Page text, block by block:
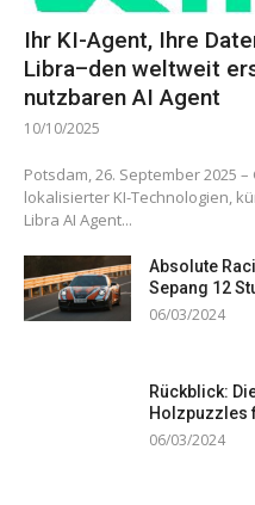
Ihr KI-Agent, Ihre
Libra–den weltweit
nutzbaren AI Agent
10/10/2025
Potsdam, 26. September 2025
lokalisierter KI-Technologien,
Libra AI Agent...
Absolute
Sepang 12
06/03/2024
Rückblick:
Holzpuzzles
06/03/2024